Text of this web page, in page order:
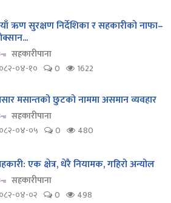
ऋण सुरक्षण निर्देशिका र सहकारीको नाफा–
सहकारीपाना
०४-१०
0 1622
मसान्तको छुटको नाममा असमान व्यवहार
सहकारीपाना
०४-०५
0 480
एक क्षेत्र, धेरै नियामक, गहिरो अन्योल
सहकारीपाना
०४-०२
0 498